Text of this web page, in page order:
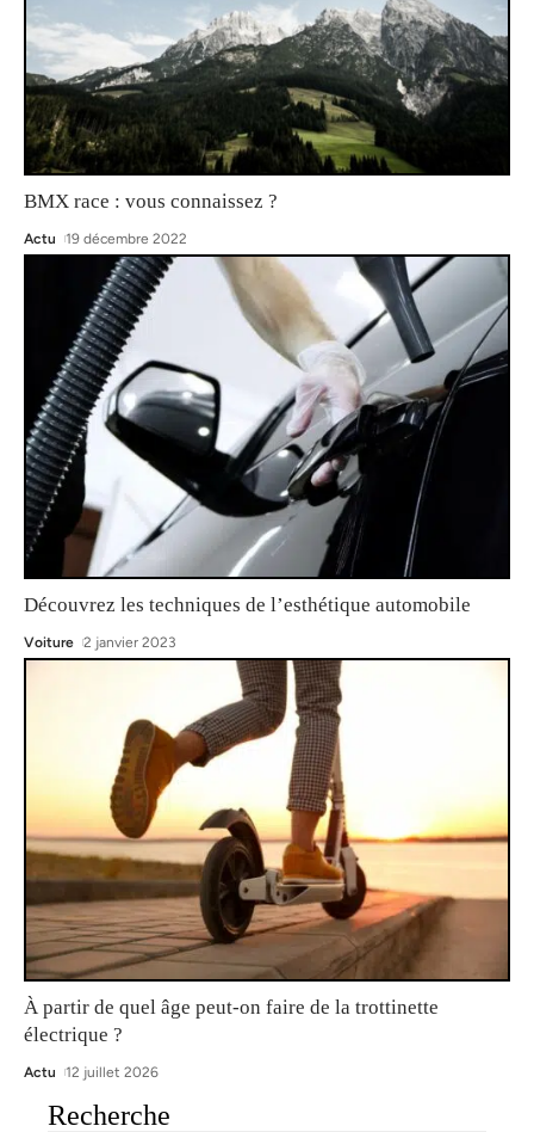
BMX race : vous connaissez ?
Actu 19 décembre 2022
Découvrez les techniques de l’esthétique automobile
Voiture 2 janvier 2023
À partir de quel âge peut-on faire de la trottinette
électrique ?
Actu 12 juillet 2026
Recherche